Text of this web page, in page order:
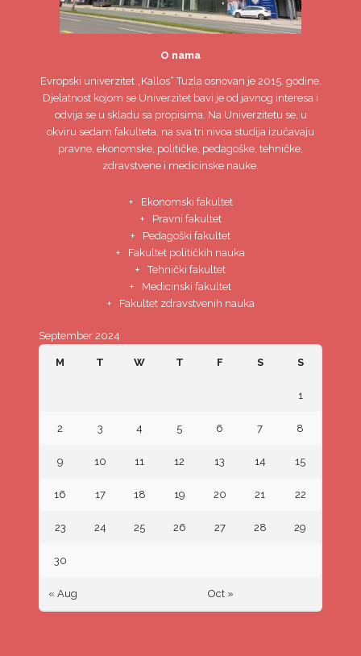
O nama
Evropski univerzitet„Kallos“ Tuzla osnovan je 2015. godine.
Djelatnost kojom se Univerzitet bavi je od javnog interesa i
odvija se u skladu sa propisima. Na Univerzitetu se, u
okviru sedam fakulteta, na sva tri nivoa studija izučavaju
pravne, ekonomske, političke, pedagoške, tehničke,
zdravstvene i medicinske nauke.
Ekonomski fakultet
Pravni fakultet
Pedagoški fakultet
Fakultet političkih nauka
Tehnički fakultet
Medicinski fakultet
Fakultet zdravstvenih nauka
September 2024
M T W T F S S
« Aug Oct »
1
2 3 4 5 6 7 8
9 10 11 12 13 14 15
16 17 18 19 20 21 22
23 24 25 26 27 28 29
30